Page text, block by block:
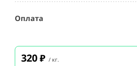
Оплата
320₽ / кг.